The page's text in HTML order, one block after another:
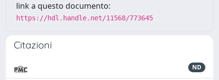
link a questo documento:
https://hdl.handle.net/11568/773645
Citazioni
ND